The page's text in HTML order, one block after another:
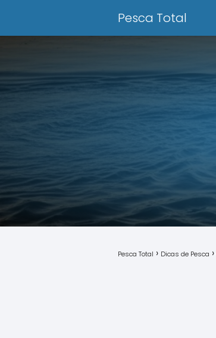
Pesca Total
Pesca Total Dicas de Pesca